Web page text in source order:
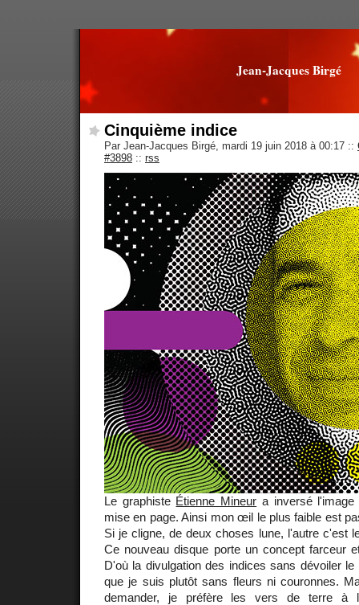
Jean-Jacques Birgé
Cinquième indice
Par Jean-Jacques Birgé, mardi 19 juin 2018 à 00:17 ::
#3898 :: rss
Le graphiste Étienne Mineur a inversé
mise en page. Ainsi mon œil le plus faible est
Si je cligne, de deux choses lune, l'autre c'est
Ce nouveau disque porte un concept farceur
D'où la divulgation des indices sans dévoiler
que je suis plutôt sans fleurs ni couronnes.
demander, je préfère les vers de terre à